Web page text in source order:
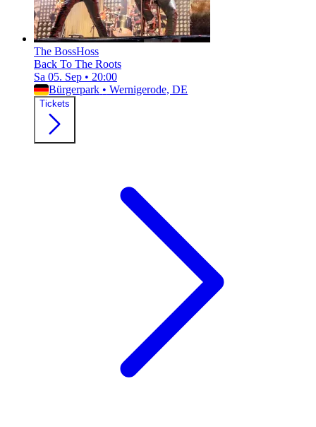
The BossHoss
Back To The Roots
Sa 05. Sep • 20:00
Bürgerpark • Wernigerode, DE
Tickets